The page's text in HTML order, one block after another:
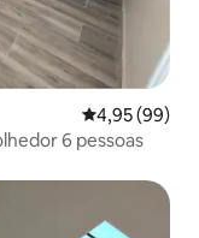
Classificação
4,95 (99)
6 pessoas